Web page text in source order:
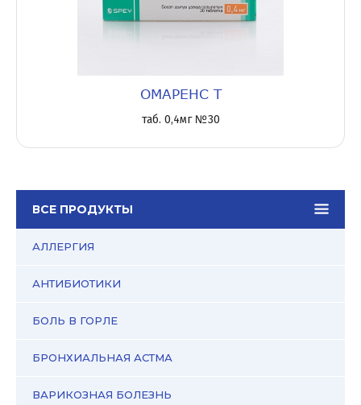
ВСЕ ПРОДУКТЫ
АЛЛЕРГИЯ
АНТИБИОТИКИ
БОЛЬ В ГОРЛЕ
БРОНХИАЛЬНАЯ АСТМА
ВАРИКОЗНАЯ БОЛЕЗНЬ
ОМАРЕНС Т
таб. 0,4мг №30